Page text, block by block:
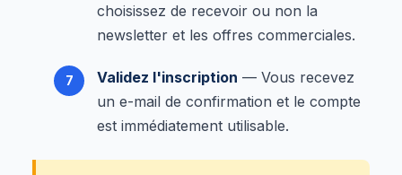
choisissez de recevoir ou non la
newsletter et les offres commerciales.
Validez l'inscription — Vous recevez
un e-mail de confirmation et le compte
est immédiatement utilisable.